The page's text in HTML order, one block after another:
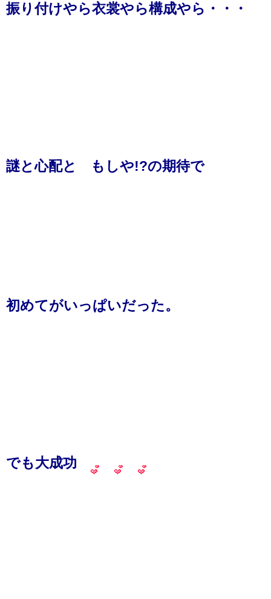
振り付けやら衣裳やら構成やら・・・
謎と心配と もしや!?の期待で
初めてがいっぱいだった。
でも大成功